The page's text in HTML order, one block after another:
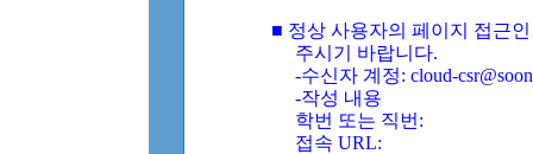
■ 정상 사용자의 페이지 접근
주시기 바랍니다.
-수신자 계정: cloud-
-작성 내용
학번 또는 직번:
접속 URL: